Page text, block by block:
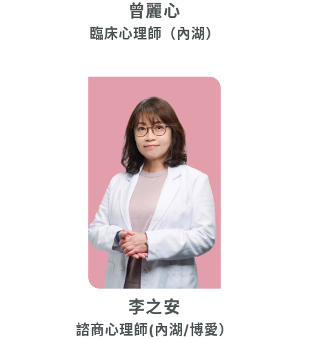
曾麗心
臨床心理師（內湖）
李之安
諮商心理師(內湖/博愛）